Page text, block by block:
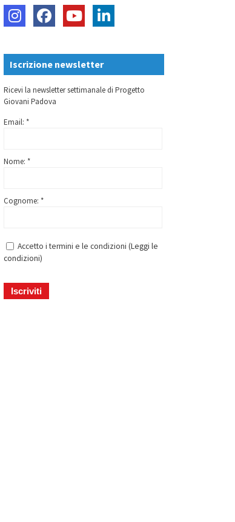
Iscrizione newsletter
Ricevi la newsletter settimanale di Progetto
Giovani Padova
Email: *
Nome: *
Cognome: *
Accetto i termini e le condizioni (Leggi le
condizioni)